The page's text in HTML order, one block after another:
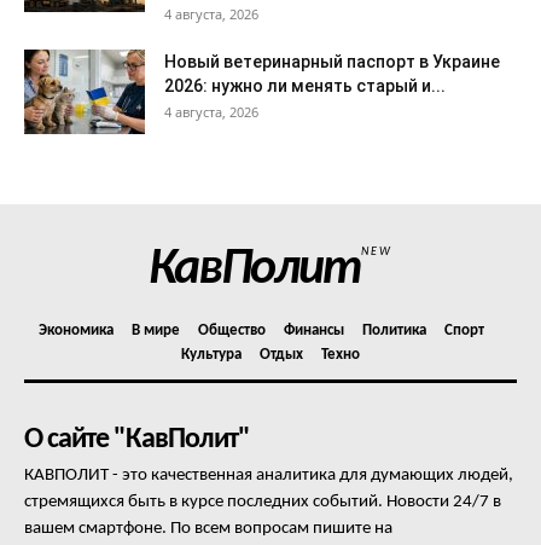
4 августа, 2026
Новый ветеринарный паспорт в Украине
2026: нужно ли менять старый и...
4 августа, 2026
КавПолитNEW
Экономика В мире Общество Финансы Политика
Спорт
Культура
Отдых Техно
О сайте "КавПолит"
КАВПОЛИТ - это качественная аналитика для думающих людей,
стремящихся быть в курсе последних событий. Новости 24/7 в
вашем смартфоне. По всем вопросам пишите на